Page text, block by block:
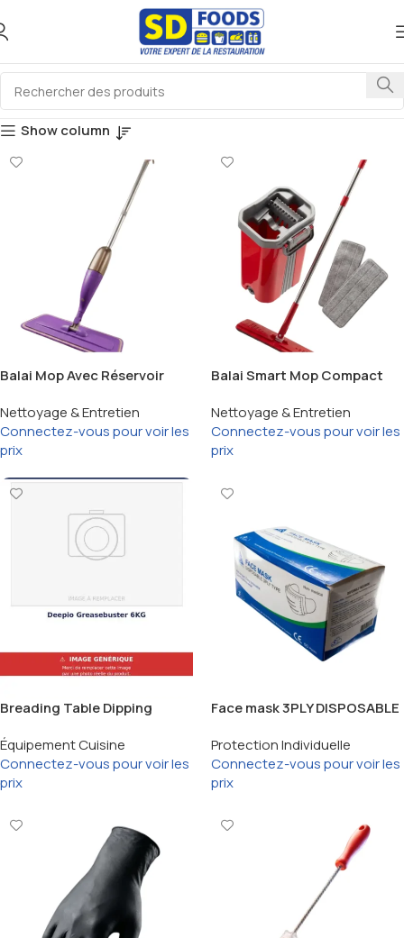
Show column
Balai Mop Avec Réservoir
Nettoyage & Entretien
Connectez-vous pour voir les
prix
Balai Smart Mop Compact
Nettoyage & Entretien
Connectez-vous pour voir les
prix
Breading Table Dipping
Steel
Équipement Cuisine
Connectez-vous pour voir les
prix
Face mask 3PLY DISPOSABLE
Protection Individuelle
Connectez-vous pour voir les
prix